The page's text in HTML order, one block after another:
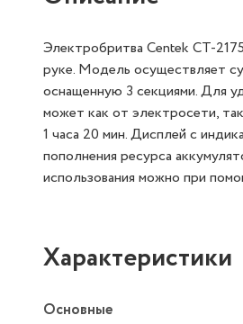
Электробритва Centek CT-
руке. Модель осуществляет
оснащенную 3 секциями. Для
может как от электросети,
1 часа 20 мин. Дисплей с
пополнения ресурса
использования можно при
Характеристики
Основные